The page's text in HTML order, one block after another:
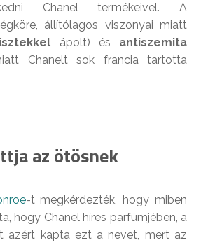
Chanel termékeivel. A
állítólagos viszonyai miatt
ápolt) és antiszemita
Chanelt sok francia tartotta
az ötösnek
-t megkérdezték, hogy miben
hogy Chanel híres parfümjében, a
azért kapta ezt a nevet, mert az